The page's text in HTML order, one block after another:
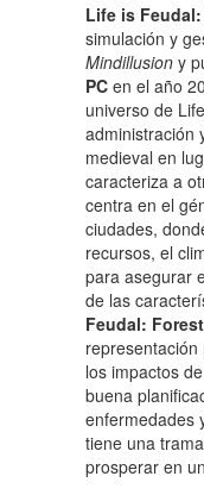
Life is
simulación y
Mindillusion y
PC en el año
universo de
administración
medieval en
caracteriza a
centra en el
ciudades,
recursos, el
para asegurar
de las
Feudal:
los impactos
buena
enfermedades
tiene una
prosperar en